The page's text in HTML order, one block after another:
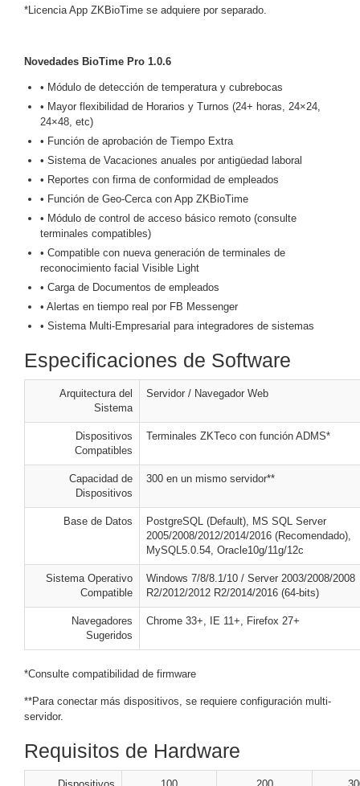
/ Eyeball /
HemisféricasLente
MotorizadoNVRs
Network
Video
Recorders Ocultas
-
PinholeProfesionales
-
CajaPTZTérmicas WiFi
/ 4G /
Inalámbricas
Cámaras
y DVRs
HD
TurboHD
HD-TVI
Ambientes
SalinosAntiexplosiónBalaDomo
/ Eyeball /
Especiales
Lente
MotorizadoOcultas
PinholePTZVideograbadoras
Analógicas
- TurboHD
/ CVI
Drones,
Robots e
Industrial
Cámaras
Industriales
Energía
de
de
Alimentación
*Licencia App ZKBioTime se adquiere por separado.
Novedades BioTime Pro 1.0.6
• Módulo de detección de temperatura y cubrebocas
• Mayor flexibilidad de Horarios y Turnos (24+ horas, 24×24,
24×48, etc)
• Función de aprobación de Tiempo Extra
• Sistema de Vacaciones anuales por antigüedad laboral
• Reportes con firma de conformidad de empleados
• Función de Geo-Cerca con App ZKBioTime
• Módulo de control de acceso básico remoto (consulte
terminales compatibles)
• Compatible con nueva generación de terminales de
reconocimiento facial Visible Light
• Carga de Documentos de empleados
• Alertas en tiempo real por FB Messenger
• Sistema Multi-Empresarial para integradores de sistemas
Especificaciones de Software
Arquitectura del
Sistema
Servidor / Navegador Web
Dispositivos
Compatibles
Terminales ZKTeco con función ADMS*
Capacidad de
Dispositivos
300 en un mismo servidor**
Base de Datos
PostgreSQL (Default), MS SQL Server
2005/2008/2012/2014/2016 (Recomendado),
MySQL5.0.54, Oracle10g/11g/12c
Sistema Operativo
Compatible
Windows 7/8/8.1/10 / Server 2003/2008/2008
R2/2012/2012 R2/2014/2016 (64-bits)
Navegadores
Sugeridos
Chrome 33+, IE 11+, Firefox 27+
*Consulte compatibilidad de firmware
**Para conectar más dispositivos, se requiere configuración multi-
servidor.
Requisitos de Hardware